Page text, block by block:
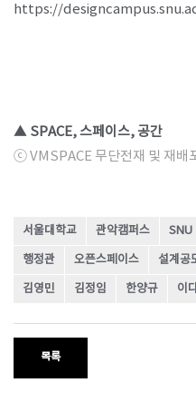
https://
▲ SPACE, 스페이스, 공간
ⓒ VMSPACE 무단전재 및 재배
서울대학교 관악캠퍼스 SNU
행정관 오픈스페이스 설계공
김영민 김정임 한양규 이
목록